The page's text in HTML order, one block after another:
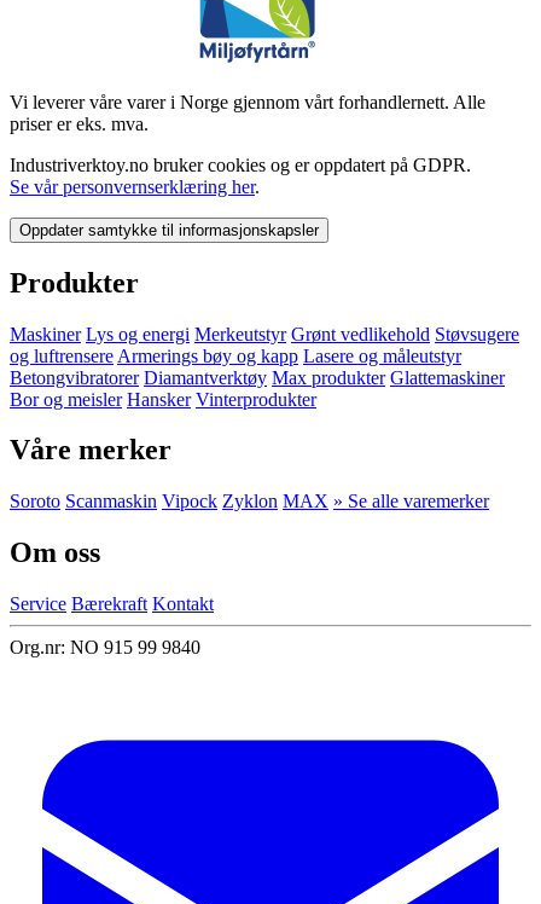
Vi leverer våre varer i Norge gjennom vårt forhandlernett. Alle
priser er eks. mva.
Industriverktoy.no bruker cookies og er oppdatert på GDPR.
Se vår personvernserklæring her.
Oppdater samtykke til informasjonskapsler
Produkter
Maskiner Lys og energi Merkeutstyr Grønt vedlikehold Støvsugere
og luftrensere Armerings bøy og kapp Lasere og måleutstyr
Betongvibratorer Diamantverktøy Max produkter Glattemaskiner
Bor og meisler Hansker Vinterprodukter
Våre merker
Soroto Scanmaskin Vipock Zyklon MAX » Se alle varemerker
Om oss
Service Bærekraft Kontakt
Org.nr: NO 915 99 9840